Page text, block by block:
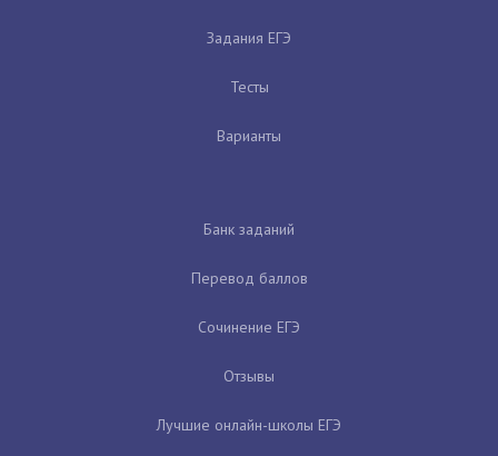
Задания ЕГЭ
Тесты
Варианты
Банк заданий
Перевод баллов
Сочинение ЕГЭ
Отзывы
Лучшие онлайн-школы ЕГЭ